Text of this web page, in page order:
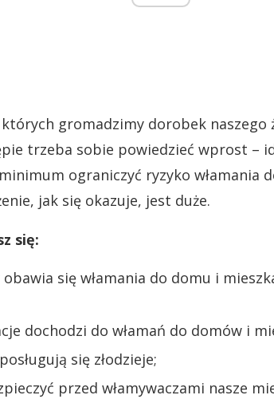
gromadzimy dorobek naszego
trzeba sobie powiedzieć wprost –
ograniczyć ryzyko włamania
jak się okazuje, jest duże.
się:
się włamania do domu i
dochodzi do włamań do domów i
się złodzieje;
przed włamywaczami nasze